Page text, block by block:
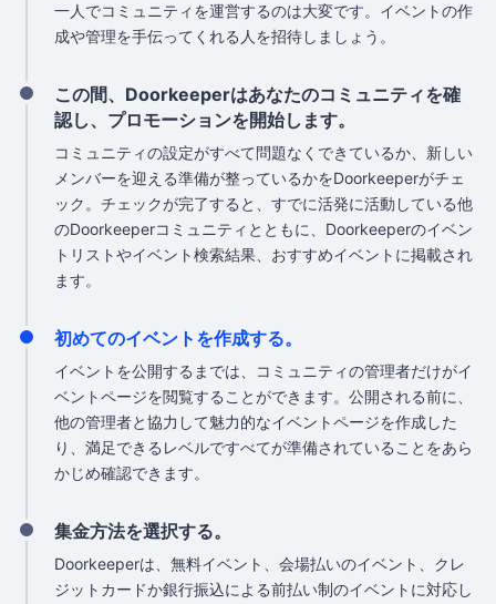
一人でコミュニティを運営するのは大変です。イベントの作
成や管理を手伝ってくれる人を招待しましょう。
この間、Doorkeeperはあなたのコミュニティを確
認し、プロモーションを開始します。
コミュニティの設定がすべて問題なくできているか、新しい
メンバーを迎える準備が整っているかをDoorkeeperがチェ
ック。チェックが完了すると、すでに活発に活動している他
のDoorkeeperコミュニティとともに、Doorkeeperのイベン
トリストやイベント検索結果、おすすめイベントに掲載され
ます。
初めてのイベントを作成する。
イベントを公開するまでは、コミュニティの管理者だけがイ
ベントページを閲覧することができます。公開される前に、
他の管理者と協力して魅力的なイベントページを作成した
り、満足できるレベルですべてが準備されていることをあら
かじめ確認できます。
集金方法を選択する。
Doorkeeperは、無料イベント、会場払いのイベント、クレ
ジットカードか銀行振込による前払い制のイベントに対応し